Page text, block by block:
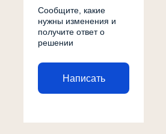
Сообщите, какие
нужны изменения и
получите ответ о
решении
Написать